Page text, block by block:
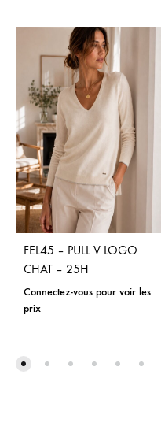
FEL45 – PULL V LOGO
CHAT – 25H
Connectez-vous pour voir les
prix